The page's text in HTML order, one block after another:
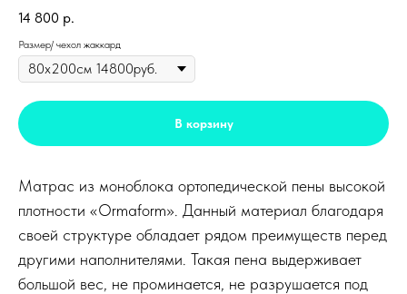
14 800 р.
Размер/ чехол жаккард
В корзину
Матрас из моноблока ортопедической пены высокой
плотности «Ormaform». Данный материал благодаря
своей структуре обладает рядом преимуществ перед
другими наполнителями. Такая пена выдерживает
большой вес, не проминается, не разрушается под